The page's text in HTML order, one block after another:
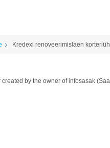
Kredexi renoveerimislaen
by the owner of infosasak